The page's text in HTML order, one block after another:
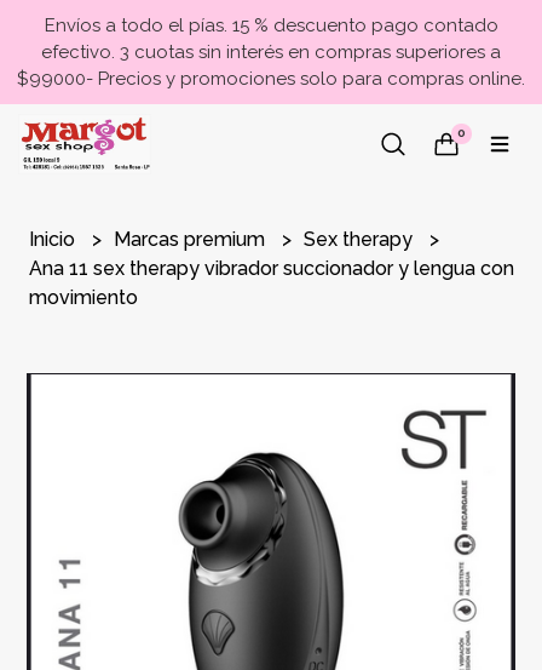
Envíos a todo el pías. 15 % descuento pago contado
efectivo. 3 cuotas sin interés en compras superiores a
$99000- Precios y promociones solo para compras online.
0
Inicio Marcas premium
Sex therapy
Ana 11 sex therapy vibrador succionador y lengua con
movimiento